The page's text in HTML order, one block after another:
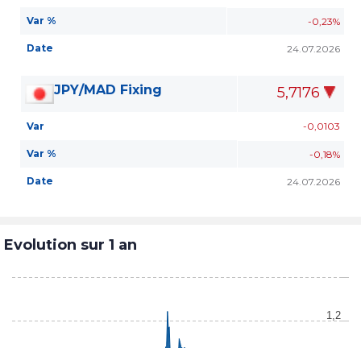
Var % -0,23%
Date 24.07.2026
JPY/MAD Fixing 5,7176
Var -0,0103
Var % -0,18%
Date 24.07.2026
Evolution sur 1 an
1,2